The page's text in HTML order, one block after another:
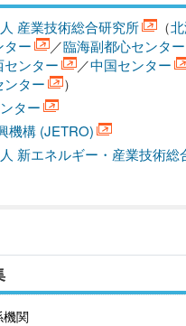
産業技術総合研究所 （
ター ／臨海副都心センター
センター ／中国センター
ンター
）
ター
機構 (JETRO)
新エネルギー・産業技術総
機関